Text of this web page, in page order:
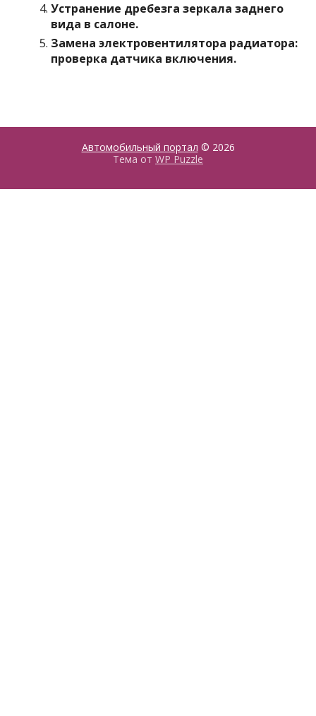
Устранение дребезга зеркала заднего
вида в салоне.
Замена электровентилятора радиатора:
проверка датчика включения.
Автомобильный портал © 2026
Тема от WP Puzzle